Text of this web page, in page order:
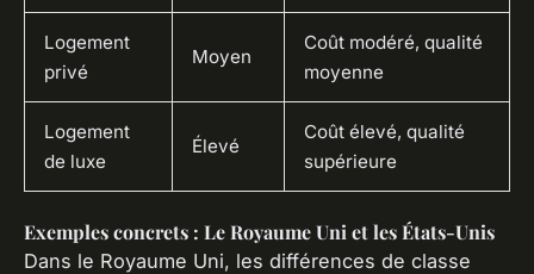
Logement
privé
Moyen
Coût modéré, qualité
moyenne
Logement
de luxe
Élevé
Coût élevé, qualité
supérieure
Exemples concrets : Le Royaume Uni et les États-Unis
Dans le Royaume Uni, les différences de classe